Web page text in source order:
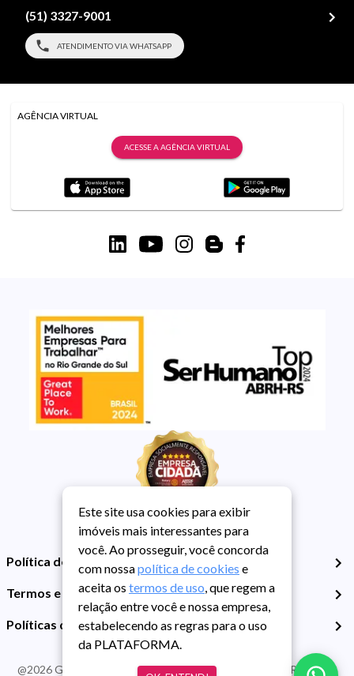
(51) 3327-9001
ATENDIMENTO VIA WHATSAPP
AGÊNCIA VIRTUAL
ACESSE A AGÊNCIA VIRTUAL
Política de Privacidade
Termos e Condições de Uso
Políticas de Cookies
@2026Guarida Imóvel. Todos os direitos reservados. CRECI RS -
Este site usa cookies para exibir
imóveis mais interessantes para
você. Ao prosseguir, você concorda
com nossapolítica de cookies e
aceita os termos de uso, que regem a
relação entre você e nossa empresa,
estabelecendo as regras para o uso
da PLATAFORMA.